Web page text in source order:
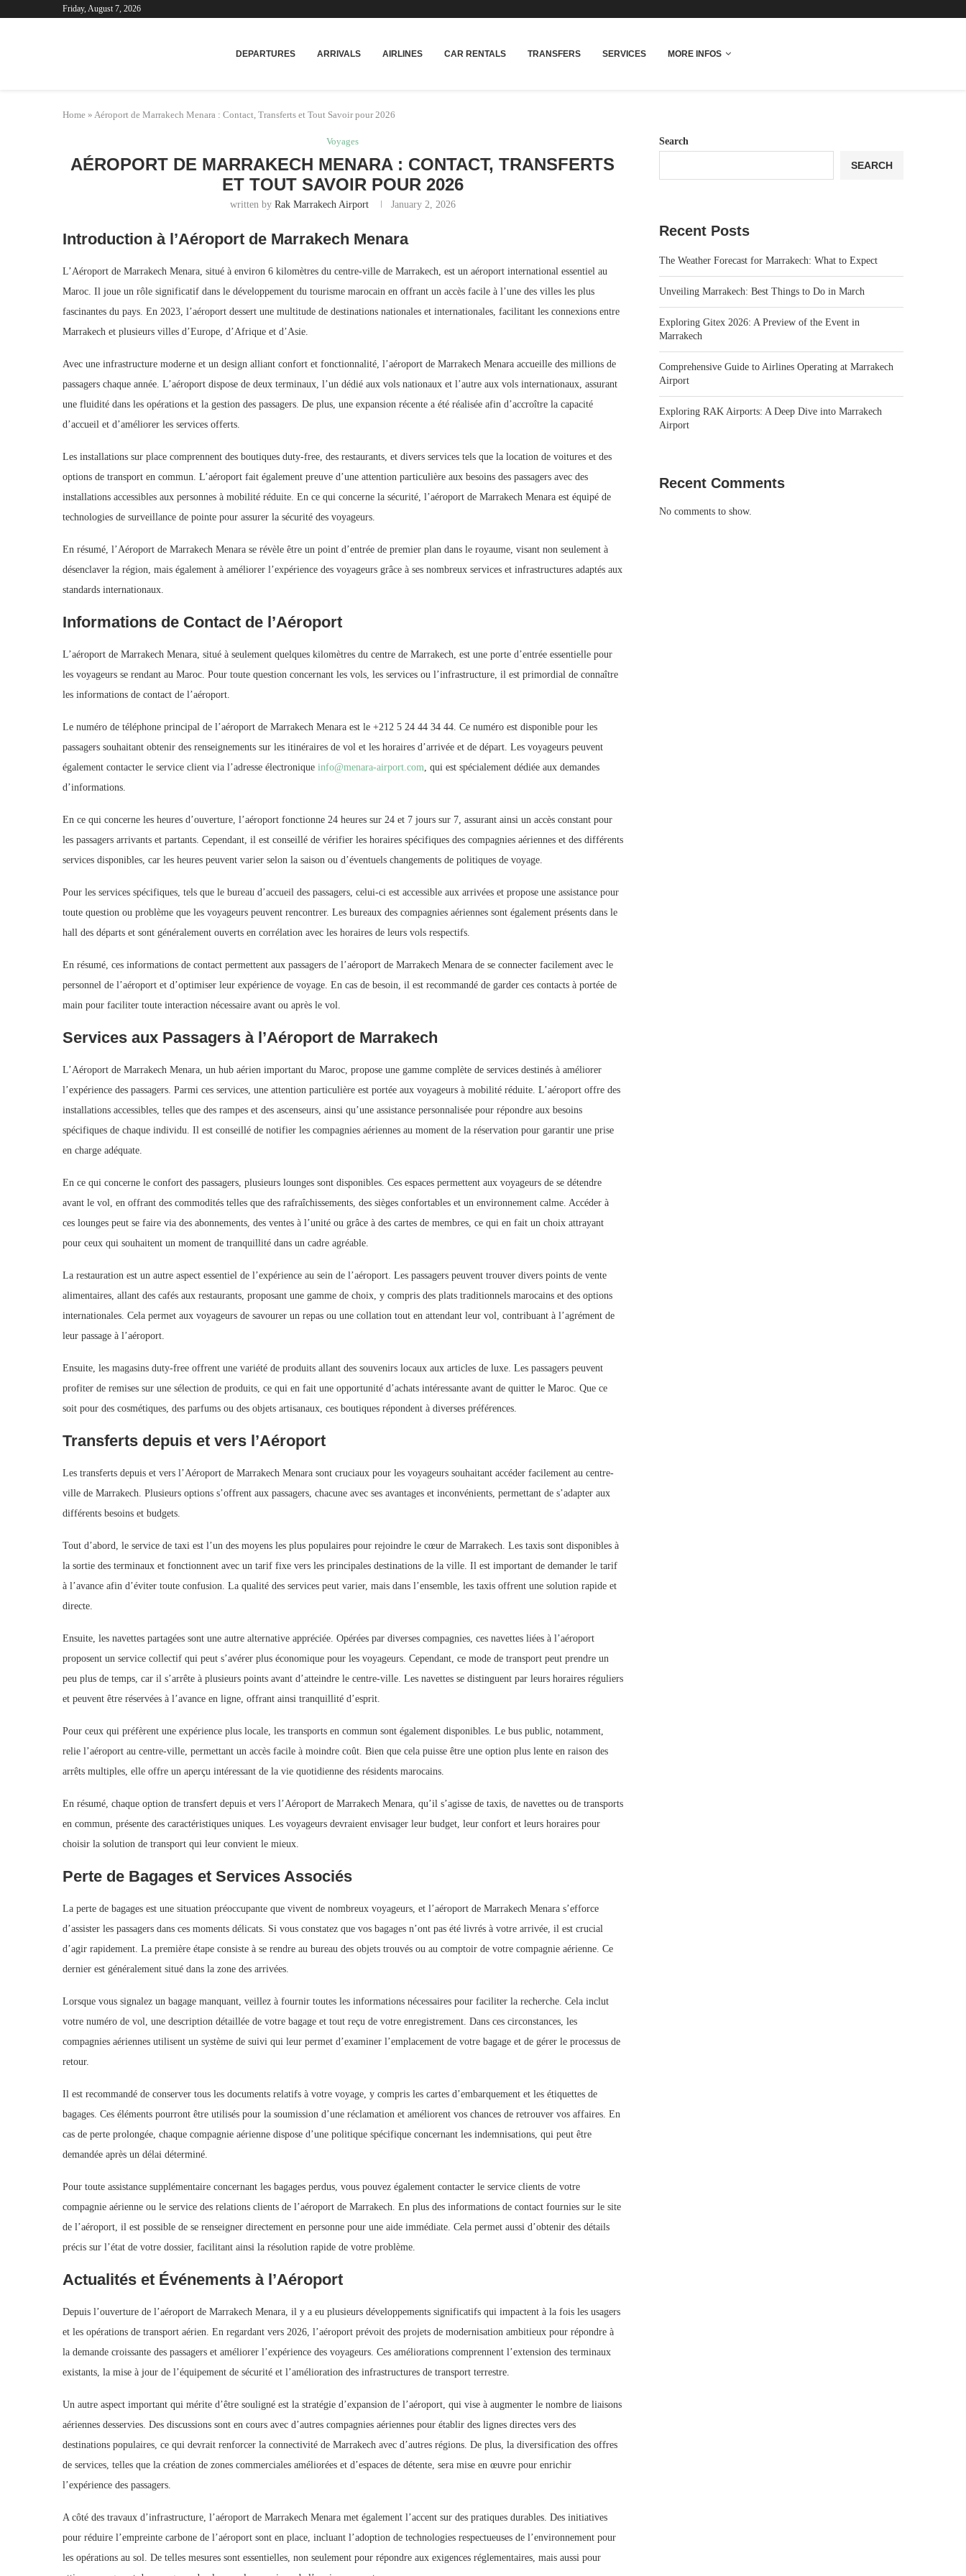
Friday, August 7, 2026
DEPARTURES ARRIVALS AIRLINES CAR RENTALS TRANSFERS SERVICES MORE INFOS
Home » Aéroport de Marrakech Menara : Contact, Transferts et Tout Savoir pour 2026
Voyages
AÉROPORT DE MARRAKECH MENARA : CONTACT, TRANSFERTS
ET TOUT SAVOIR POUR 2026
written by Rak Marrakech Airport January 2, 2026
Introduction à l’Aéroport de Marrakech Menara
L’Aéroport de Marrakech Menara, situé à environ 6 kilomètres du centre-ville de Marrakech, est un aéroport international essentiel au
Maroc. Il joue un rôle significatif dans le développement du tourisme marocain en offrant un accès facile à l’une des villes les plus
fascinantes du pays. En 2023, l’aéroport dessert une multitude de destinations nationales et internationales, facilitant les connexions entre
Marrakech et plusieurs villes d’Europe, d’Afrique et d’Asie.
Avec une infrastructure moderne et un design alliant confort et fonctionnalité, l’aéroport de Marrakech Menara accueille des millions de
passagers chaque année. L’aéroport dispose de deux terminaux, l’un dédié aux vols nationaux et l’autre aux vols internationaux, assurant
une fluidité dans les opérations et la gestion des passagers. De plus, une expansion récente a été réalisée afin d’accroître la capacité
d’accueil et d’améliorer les services offerts.
Les installations sur place comprennent des boutiques duty-free, des restaurants, et divers services tels que la location de voitures et des
options de transport en commun. L’aéroport fait également preuve d’une attention particulière aux besoins des passagers avec des
installations accessibles aux personnes à mobilité réduite. En ce qui concerne la sécurité, l’aéroport de Marrakech Menara est équipé de
technologies de surveillance de pointe pour assurer la sécurité des voyageurs.
En résumé, l’Aéroport de Marrakech Menara se révèle être un point d’entrée de premier plan dans le royaume, visant non seulement à
désenclaver la région, mais également à améliorer l’expérience des voyageurs grâce à ses nombreux services et infrastructures adaptés aux
standards internationaux.
Informations de Contact de l’Aéroport
L’aéroport de Marrakech Menara, situé à seulement quelques kilomètres du centre de Marrakech, est une porte d’entrée essentielle pour
les voyageurs se rendant au Maroc. Pour toute question concernant les vols, les services ou l’infrastructure, il est primordial de connaître
les informations de contact de l’aéroport.
Le numéro de téléphone principal de l’aéroport de Marrakech Menara est le +212 5 24 44 34 44. Ce numéro est disponible pour les
passagers souhaitant obtenir des renseignements sur les itinéraires de vol et les horaires d’arrivée et de départ. Les voyageurs peuvent
également contacter le service client via l’adresse électronique info@menara-airport.com, qui est spécialement dédiée aux demandes
d’informations.
En ce qui concerne les heures d’ouverture, l’aéroport fonctionne 24 heures sur 24 et 7 jours sur 7, assurant ainsi un accès constant pour
les passagers arrivants et partants. Cependant, il est conseillé de vérifier les horaires spécifiques des compagnies aériennes et des différents
services disponibles, car les heures peuvent varier selon la saison ou d’éventuels changements de politiques de voyage.
Pour les services spécifiques, tels que le bureau d’accueil des passagers, celui-ci est accessible aux arrivées et propose une assistance pour
toute question ou problème que les voyageurs peuvent rencontrer. Les bureaux des compagnies aériennes sont également présents dans le
hall des départs et sont généralement ouverts en corrélation avec les horaires de leurs vols respectifs.
En résumé, ces informations de contact permettent aux passagers de l’aéroport de Marrakech Menara de se connecter facilement avec le
personnel de l’aéroport et d’optimiser leur expérience de voyage. En cas de besoin, il est recommandé de garder ces contacts à portée de
main pour faciliter toute interaction nécessaire avant ou après le vol.
Services aux Passagers à l’Aéroport de Marrakech
L’Aéroport de Marrakech Menara, un hub aérien important du Maroc, propose une gamme complète de services destinés à améliorer
l’expérience des passagers. Parmi ces services, une attention particulière est portée aux voyageurs à mobilité réduite. L’aéroport offre des
installations accessibles, telles que des rampes et des ascenseurs, ainsi qu’une assistance personnalisée pour répondre aux besoins
spécifiques de chaque individu. Il est conseillé de notifier les compagnies aériennes au moment de la réservation pour garantir une prise
en charge adéquate.
En ce qui concerne le confort des passagers, plusieurs lounges sont disponibles. Ces espaces permettent aux voyageurs de se détendre
avant le vol, en offrant des commodités telles que des rafraîchissements, des sièges confortables et un environnement calme. Accéder à
ces lounges peut se faire via des abonnements, des ventes à l’unité ou grâce à des cartes de membres, ce qui en fait un choix attrayant
pour ceux qui souhaitent un moment de tranquillité dans un cadre agréable.
La restauration est un autre aspect essentiel de l’expérience au sein de l’aéroport. Les passagers peuvent trouver divers points de vente
alimentaires, allant des cafés aux restaurants, proposant une gamme de choix, y compris des plats traditionnels marocains et des options
internationales. Cela permet aux voyageurs de savourer un repas ou une collation tout en attendant leur vol, contribuant à l’agrément de
leur passage à l’aéroport.
Ensuite, les magasins duty-free offrent une variété de produits allant des souvenirs locaux aux articles de luxe. Les passagers peuvent
profiter de remises sur une sélection de produits, ce qui en fait une opportunité d’achats intéressante avant de quitter le Maroc. Que ce
soit pour des cosmétiques, des parfums ou des objets artisanaux, ces boutiques répondent à diverses préférences.
Transferts depuis et vers l’Aéroport
Les transferts depuis et vers l’Aéroport de Marrakech Menara sont cruciaux pour les voyageurs souhaitant accéder facilement au centre-
ville de Marrakech. Plusieurs options s’offrent aux passagers, chacune avec ses avantages et inconvénients, permettant de s’adapter aux
différents besoins et budgets.
Tout d’abord, le service de taxi est l’un des moyens les plus populaires pour rejoindre le cœur de Marrakech. Les taxis sont disponibles à
la sortie des terminaux et fonctionnent avec un tarif fixe vers les principales destinations de la ville. Il est important de demander le tarif
à l’avance afin d’éviter toute confusion. La qualité des services peut varier, mais dans l’ensemble, les taxis offrent une solution rapide et
directe.
Ensuite, les navettes partagées sont une autre alternative appréciée. Opérées par diverses compagnies, ces navettes liées à l’aéroport
proposent un service collectif qui peut s’avérer plus économique pour les voyageurs. Cependant, ce mode de transport peut prendre un
peu plus de temps, car il s’arrête à plusieurs points avant d’atteindre le centre-ville. Les navettes se distinguent par leurs horaires réguliers
et peuvent être réservées à l’avance en ligne, offrant ainsi tranquillité d’esprit.
Pour ceux qui préfèrent une expérience plus locale, les transports en commun sont également disponibles. Le bus public, notamment,
relie l’aéroport au centre-ville, permettant un accès facile à moindre coût. Bien que cela puisse être une option plus lente en raison des
arrêts multiples, elle offre un aperçu intéressant de la vie quotidienne des résidents marocains.
En résumé, chaque option de transfert depuis et vers l’Aéroport de Marrakech Menara, qu’il s’agisse de taxis, de navettes ou de transports
en commun, présente des caractéristiques uniques. Les voyageurs devraient envisager leur budget, leur confort et leurs horaires pour
choisir la solution de transport qui leur convient le mieux.
Perte de Bagages et Services Associés
La perte de bagages est une situation préoccupante que vivent de nombreux voyageurs, et l’aéroport de Marrakech Menara s’efforce
d’assister les passagers dans ces moments délicats. Si vous constatez que vos bagages n’ont pas été livrés à votre arrivée, il est crucial
d’agir rapidement. La première étape consiste à se rendre au bureau des objets trouvés ou au comptoir de votre compagnie aérienne. Ce
dernier est généralement situé dans la zone des arrivées.
Lorsque vous signalez un bagage manquant, veillez à fournir toutes les informations nécessaires pour faciliter la recherche. Cela inclut
votre numéro de vol, une description détaillée de votre bagage et tout reçu de votre enregistrement. Dans ces circonstances, les
compagnies aériennes utilisent un système de suivi qui leur permet d’examiner l’emplacement de votre bagage et de gérer le processus de
retour.
Il est recommandé de conserver tous les documents relatifs à votre voyage, y compris les cartes d’embarquement et les étiquettes de
bagages. Ces éléments pourront être utilisés pour la soumission d’une réclamation et améliorent vos chances de retrouver vos affaires. En
cas de perte prolongée, chaque compagnie aérienne dispose d’une politique spécifique concernant les indemnisations, qui peut être
demandée après un délai déterminé.
Pour toute assistance supplémentaire concernant les bagages perdus, vous pouvez également contacter le service clients de votre
compagnie aérienne ou le service des relations clients de l’aéroport de Marrakech. En plus des informations de contact fournies sur le site
de l’aéroport, il est possible de se renseigner directement en personne pour une aide immédiate. Cela permet aussi d’obtenir des détails
précis sur l’état de votre dossier, facilitant ainsi la résolution rapide de votre problème.
Actualités et Événements à l’Aéroport
Depuis l’ouverture de l’aéroport de Marrakech Menara, il y a eu plusieurs développements significatifs qui impactent à la fois les usagers
et les opérations de transport aérien. En regardant vers 2026, l’aéroport prévoit des projets de modernisation ambitieux pour répondre à
la demande croissante des passagers et améliorer l’expérience des voyageurs. Ces améliorations comprennent l’extension des terminaux
existants, la mise à jour de l’équipement de sécurité et l’amélioration des infrastructures de transport terrestre.
Un autre aspect important qui mérite d’être souligné est la stratégie d’expansion de l’aéroport, qui vise à augmenter le nombre de liaisons
aériennes desservies. Des discussions sont en cours avec d’autres compagnies aériennes pour établir des lignes directes vers des
destinations populaires, ce qui devrait renforcer la connectivité de Marrakech avec d’autres régions. De plus, la diversification des offres
de services, telles que la création de zones commerciales améliorées et d’espaces de détente, sera mise en œuvre pour enrichir
l’expérience des passagers.
A côté des travaux d’infrastructure, l’aéroport de Marrakech Menara met également l’accent sur des pratiques durables. Des initiatives
pour réduire l’empreinte carbone de l’aéroport sont en place, incluant l’adoption de technologies respectueuses de l’environnement pour
les opérations au sol. De telles mesures sont essentielles, non seulement pour répondre aux exigences réglementaires, mais aussi pour
Search
SEARCH
Recent Posts
The Weather Forecast for Marrakech: What to Expect
Unveiling Marrakech: Best Things to Do in March
Exploring Gitex 2026: A Preview of the Event in
Marrakech
Comprehensive Guide to Airlines Operating at Marrakech
Airport
Exploring RAK Airports: A Deep Dive into Marrakech
Airport
Recent Comments
No comments to show.